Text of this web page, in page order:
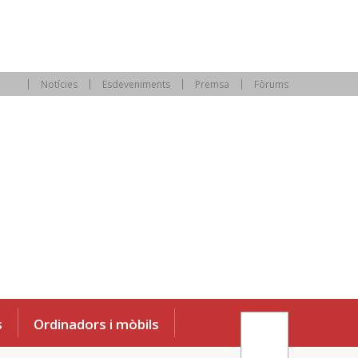
Notícies Esdeveniments Premsa Fòrums
Ordinadors i mòbils